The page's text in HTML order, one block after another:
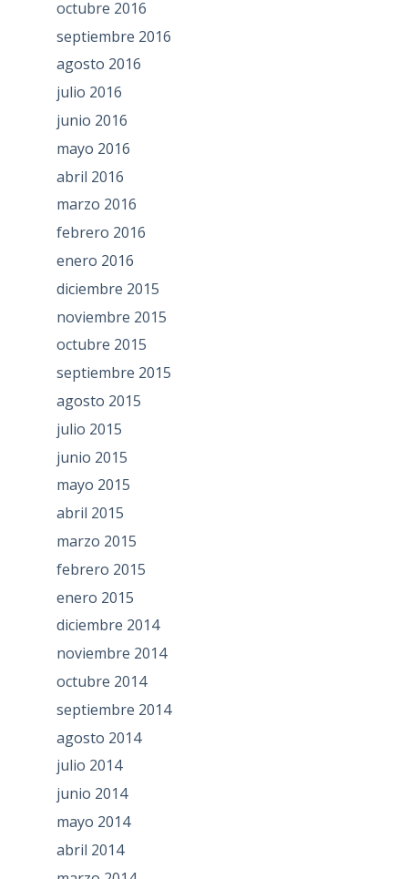
octubre 2016
septiembre 2016
agosto 2016
julio 2016
junio 2016
mayo 2016
abril 2016
marzo 2016
febrero 2016
enero 2016
diciembre 2015
noviembre 2015
octubre 2015
septiembre 2015
agosto 2015
julio 2015
junio 2015
mayo 2015
abril 2015
marzo 2015
febrero 2015
enero 2015
diciembre 2014
noviembre 2014
octubre 2014
septiembre 2014
agosto 2014
julio 2014
junio 2014
mayo 2014
abril 2014